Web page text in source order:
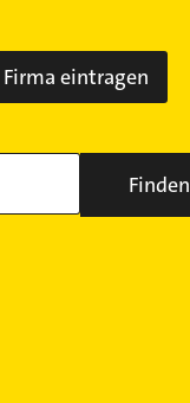
eintragen
Finden